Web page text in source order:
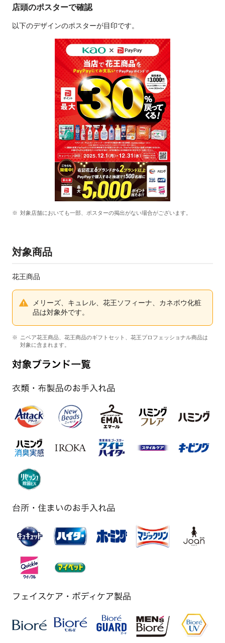
店頭のポスターで確認
以下のデザインのポスターが目印です。
対象店舗においても一部、ポスターの掲出がない場合がございます。
対象商品
花王商品
メリーズ、キュレル、花王ソフィーナ、カネボウ化粧
品は対象外です。
ニベア花王商品、花王商品のギフトセット、花王プロフェッショナル商品は
対象に含まれます。